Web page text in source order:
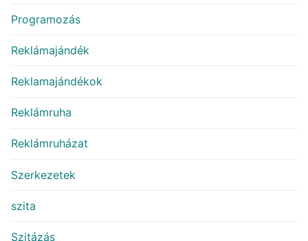
Programozás
Reklámajándék
Reklamajándékok
Reklámruha
Reklámruházat
Szerkezetek
szita
Szitázás